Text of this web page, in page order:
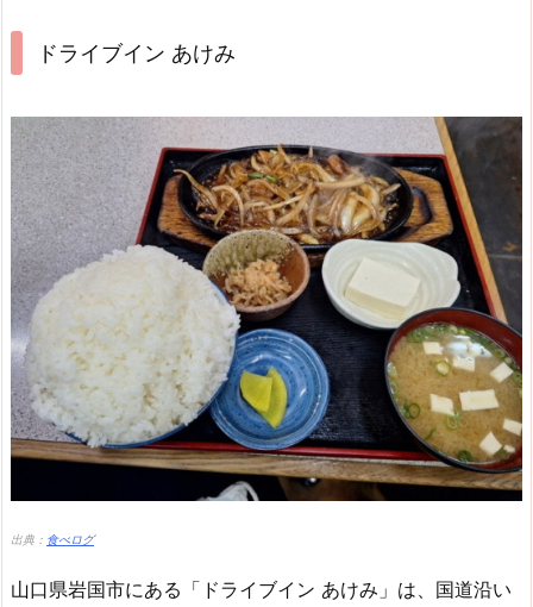
ドライブイン あけみ
出典： 食べログ
山口県岩国市にある「ドライブイン あけみ」は、国道沿い